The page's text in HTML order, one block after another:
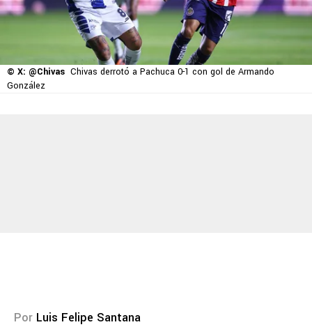
© X: @Chivas Chivas derrotó a Pachuca 0-1 con gol de Armando
González
Por Luis Felipe Santana